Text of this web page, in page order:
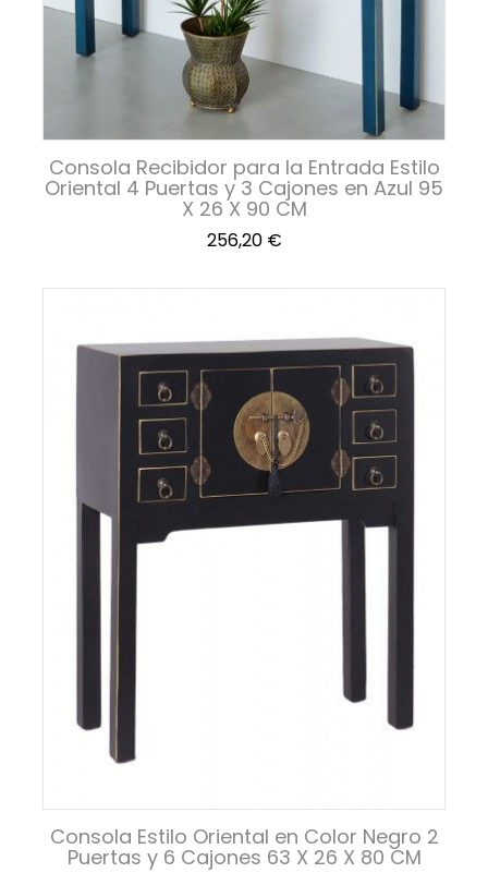
Consola Recibidor para la Entrada Estilo
Oriental 4 Puertas y 3 Cajones en Azul 95
X 26 X 90 CM
Precio
256,20 €
Consola Estilo Oriental en Color Negro 2
Puertas y 6 Cajones 63 X 26 X 80 CM